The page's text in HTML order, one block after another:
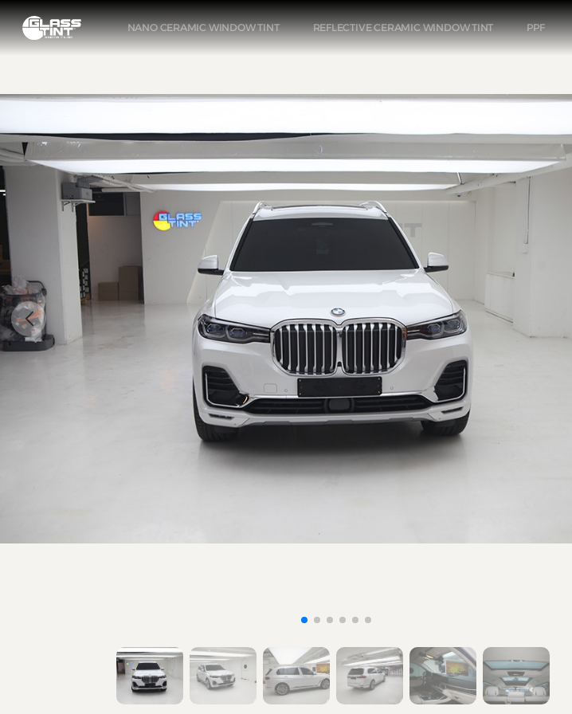
NANO CERAMIC WINDOW TINT REFLECTIVE CERAMIC WINDOW TINT PPF
글라스틴트